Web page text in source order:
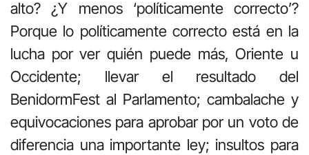
alto? ¿Y menos ‘políticamente correcto’?
Porque lo políticamente correcto está en la
lucha por ver quién puede más, Oriente u
Occidente; llevar el resultado del
BenidormFest al Parlamento; cambalache y
equivocaciones para aprobar por un voto de
diferencia una importante ley; insultos para